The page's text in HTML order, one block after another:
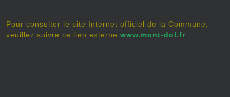
Pour consulter le site Internet officiel de la Commune,
veuillez suivre ce lien externe www.mont-dol.fr